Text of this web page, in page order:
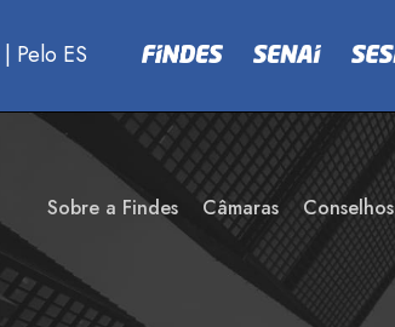
| Pelo ES
Sobre a Findes Câmaras Conselhos